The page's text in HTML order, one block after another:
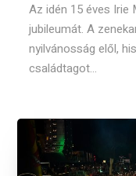
Az idén 15 éves Irie
jubileumát. A
nyilvánosság elől,
családtagot...